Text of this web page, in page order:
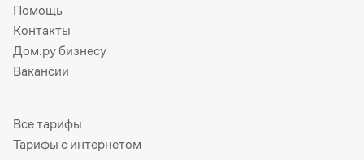
Помощь
Контакты
Дом.ру бизнесу
Вакансии
Все тарифы
Тарифы с интернетом